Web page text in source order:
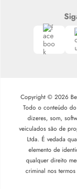
Copyright © 2026
Todo o conteúdo
dizeres, som,
veiculados são de
Ltda. É vedada
elemento de
qualquer direito
criminal nos